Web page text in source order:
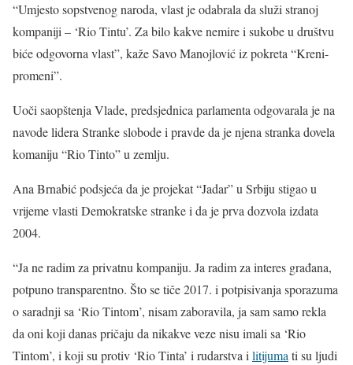
“Umjesto sopstvenog naroda, vlast je odabrala da služi stranoj
kompaniji – ‘Rio Tintu’. Za bilo kakve nemire i sukobe u društvu
biće odgovorna vlast”, kaže Savo Manojlović iz pokreta “Kreni-
promeni”.
Uoči saopštenja Vlade, predsjednica parlamenta odgovarala je na
navode lidera Stranke slobode i pravde da je njena stranka dovela
komaniju “Rio Tinto” u zemlju.
Ana Brnabić podsjeća da je projekat “Jadar” u Srbiju stigao u
vrijeme vlasti Demokratske stranke i da je prva dozvola izdata
2004.
“Ja ne radim za privatnu kompaniju. Ja radim za interes građana,
potpuno transparentno. Što se tiče 2017. i potpisivanja sporazuma
o saradnji sa ‘Rio Tintom’, nisam zaboravila, ja sam samo rekla
da oni koji danas pričaju da nikakve veze nisu imali sa ‘Rio
Tintom’, i koji su protiv ‘Rio Tinta’ i rudarstva ilitijumati su ljudi